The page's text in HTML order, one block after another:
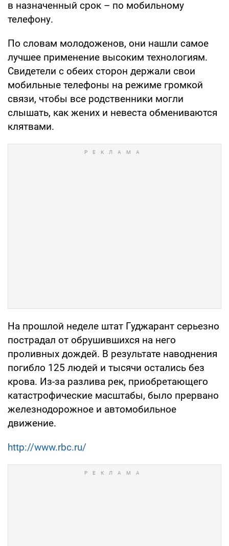
в назначенный срок – по мобильному
телефону.
По словам молодоженов, они нашли самое
лучшее применение высоким технологиям.
Свидетели с обеих сторон держали свои
мобильные телефоны на режиме громкой
связи, чтобы все родственники могли
слышать, как жених и невеста обмениваются
клятвами.
На прошлой неделе штат Гуджарант серьезно
пострадал от обрушившихся на него
проливных дождей. В результате наводнения
погибло 125 людей и тысячи остались без
крова. Из-за разлива рек, приобретающего
катастрофические масштабы, было прервано
железнодорожное и автомобильное
движение.
http://www.rbc.ru/